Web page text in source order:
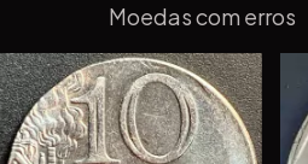
Moedas com erros